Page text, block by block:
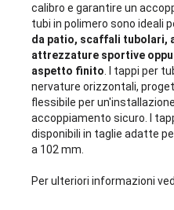
calibro e garantire un
tubi in polimero sono ideali
da patio, scaffali tubolari,
attrezzature sportive
aspetto finito. I tappi per
nervature orizzontali,
flessibile per
accoppiamento sicuro. I
disponibili in taglie adatte
a 102 mm.
Per ulteriori informazioni